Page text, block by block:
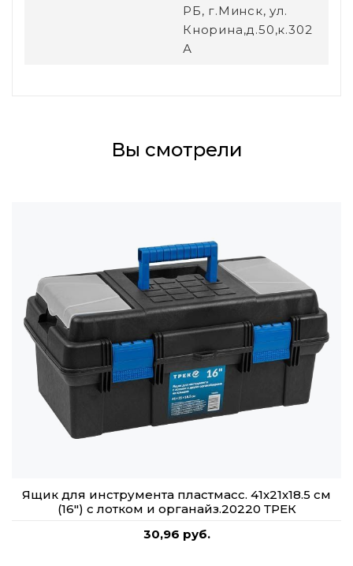
РБ, г.Минск, ул.
Кнорина,д.50,к.302
А
Вы смотрели
Ящик для инструмента пластмасс. 41х21х18.5 см
(16") с лотком и органайз.20220 ТРЕК
30,96 руб.